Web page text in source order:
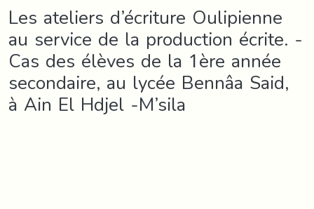
Les ateliers d’écriture Oulipienne
au service de la production écrite. -
Cas des élèves de la 1ère année
secondaire, au lycée Bennâa Said,
à Ain El Hdjel -M’sila